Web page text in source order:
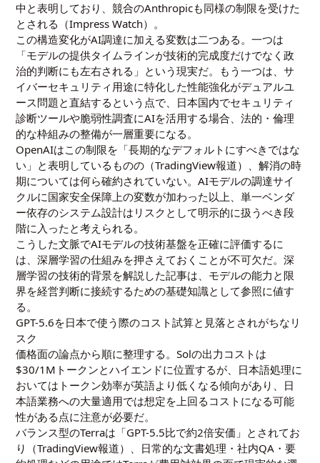
中と表明しており、競合のAnthropicも同様の制限を受けた
とされる（Impress Watch）。
この構造変化がAI調達に加える変数は二つある。一つは
「モデルの提供タイムラインが技術的完成度だけでなく政
治的判断にも左右される」という現実だ。もう一つは、サ
イバーセキュリティ用途に特化した性能強化がデュアルユ
ース問題と直結するという点で、日本国内でセキュリティ
診断ツールや脆弱性調査にAIを活用する場合、法的・倫理
的な枠組みの整備が一層重要になる。
OpenAIはこの制限を「長期的なデフォルトにすべきではな
い」と表明しているものの（TradingView報道）、解消の時
期については何ら確約されていない。AIモデルの調達サイ
クルに国家安全保障上の変数が加わった以上、単一ベンダ
ー依存のシステム設計はリスクとして明示的に扱うべき段
階に入ったと考えられる。
こうした文脈でAIモデルの技術基盤を正確に評価するに
は、深層学習の仕組みを押さえておくことが不可欠だ。深
層学習の技術的背景を解説した記事は、モデルの能力と限
界を経営判断に接続するための基礎知識として参照に値す
る。
GPT-5.6を日本で使う際のコスト試算と見落とされがちなリ
スク
価格面の論点から順に整理する。Solの出力コストは
$30/1Mトークンとハイエンドに位置するが、日本語処理に
おいてはトークン効率が英語より低くなる傾向があり、日
本語業務への大量適用では想定を上回るコストになる可能
性がある点に注意が必要だ。
バランス型のTerraは「GPT-5.5比で約2倍安価」とされてお
り（TradingView報道）、日常的な文書処理・社内QA・要